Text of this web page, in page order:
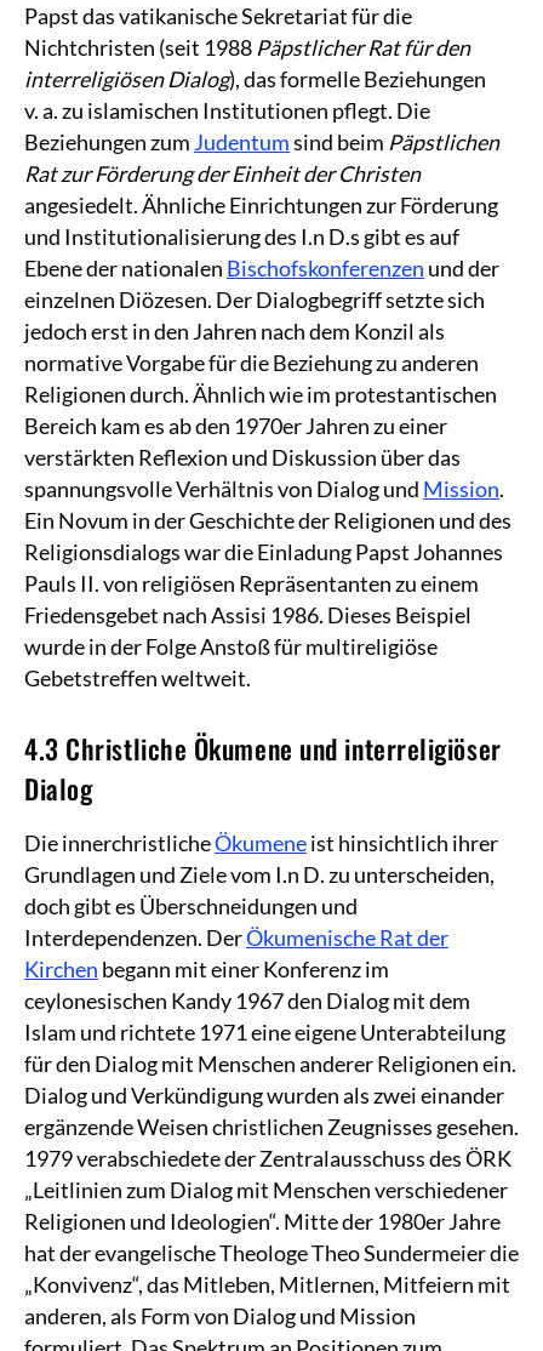
Papst das vatikanische Sekretariat für die
Nichtchristen (seit 1988 Päpstlicher Rat für den
interreligiösen Dialog), das formelle Beziehungen
v. a. zu islamischen Institutionen pflegt. Die
Beziehungen zum Judentumsind beim Päpstlichen
Rat zur Förderung der Einheit der Christen
angesiedelt. Ähnliche Einrichtungen zur Förderung
und Institutionalisierung des I.n D.s gibt es auf
Ebene der nationalen Bischofskonferenzen und der
einzelnen Diözesen. Der Dialogbegriff setzte sich
jedoch erst in den Jahren nach dem Konzil als
normative Vorgabe für die Beziehung zu anderen
Religionen durch. Ähnlich wie im protestantischen
Bereich kam es ab den 1970er Jahren zu einer
verstärkten Reflexion und Diskussion über das
spannungsvolle Verhältnis von Dialog und Mission.
Ein Novum in der Geschichte der Religionen und des
Religionsdialogs war die Einladung Papst Johannes
Pauls II. von religiösen Repräsentanten zu einem
Friedensgebet nach Assisi 1986. Dieses Beispiel
wurde in der Folge Anstoß für multireligiöse
Gebetstreffen weltweit.
4.3 Christliche Ökumene und interreligiöser
Dialog
Die innerchristlicheÖkumeneist hinsichtlich ihrer
Grundlagen und Ziele vom I.n D. zu unterscheiden,
doch gibt es Überschneidungen und
Interdependenzen. DerÖkumenische Rat der
Kirchen begann mit einer Konferenz im
ceylonesischen Kandy 1967 den Dialog mit dem
Islam und richtete 1971 eine eigene Unterabteilung
für den Dialog mit Menschen anderer Religionen ein.
Dialog und Verkündigung wurden als zwei einander
ergänzende Weisen christlichen Zeugnisses gesehen.
1979 verabschiedete der Zentralausschuss des ÖRK
„Leitlinien zum Dialog mit Menschen verschiedener
Religionen und Ideologien“. Mitte der 1980er Jahre
hat der evangelische Theologe Theo Sundermeier die
„Konvivenz“, das Mitleben, Mitlernen, Mitfeiern mit
anderen, als Form von Dialog und Mission